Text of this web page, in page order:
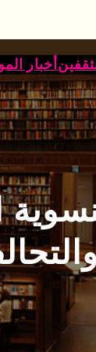
أخبار